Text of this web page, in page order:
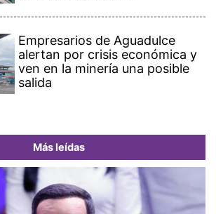
Empresarios de Aguadulce
alertan por crisis económica y
ven en la minería una posible
salida
Más leídas